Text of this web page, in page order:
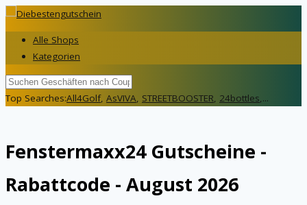
Alle Shops
Kategorien
Top Searches:All4Golf, AsVIVA, STREETBOOSTER, 24bottles,...
Fenstermaxx24Gutscheine -
Rabattcode - August 2026